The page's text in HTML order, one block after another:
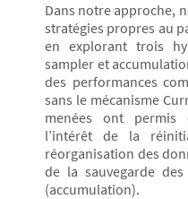
Dans notre approche,
stratégies propres au
en explorant trois
sampler et
des performances
sans le mécanisme
menées ont permis
l’intérêt de la
réorganisation des
de la sauvegarde
(accumulation).